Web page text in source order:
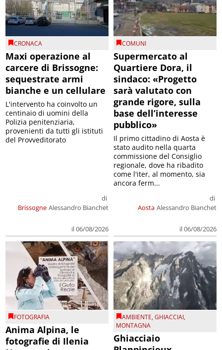
CRONACA
Maxi operazione al
carcere di Brissogne:
sequestrate armi
bianche e un cellulare
Brissogne
di
Alessandro Bianchet
il 06/08/2026
L'intervento ha coinvolto un
centinaio di uomini della
Polizia penitenziaria,
provenienti da tutti gli istituti
del Provveditorato
COMUNI
Supermercato al
Quartiere Dora, il
sindaco: «Progetto
sarà valutato con
grande rigore, sulla
base dell’interesse
pubblico»
Aosta
di
Alessandro Bianchet
il 06/08/2026
Il primo cittadino di Aosta è
stato audito nella quarta
commissione del Consiglio
regionale, dove ha ribadito
come l'iter, al momento, sia
ancora ferm...
FOTOGRAFIA
Anima Alpina, le
fotografie di Ilenia
AMBIENTE,GHIACCIAI,
MONTAGNA
Ghiacciaio